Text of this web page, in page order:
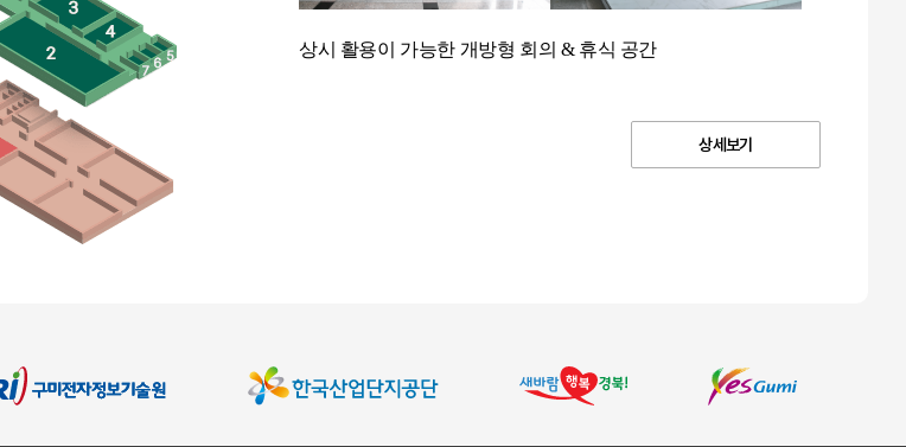
상시 활용이 가능한 개방형 회의 & 휴식 공간
상세보기